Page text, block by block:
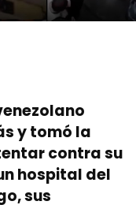
y tomó la
contra su
hospital del
sus